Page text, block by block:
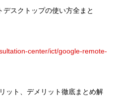
スクトップの使い方全まと
center/ict/google-remote-
ット、デメリット徹底まとめ解